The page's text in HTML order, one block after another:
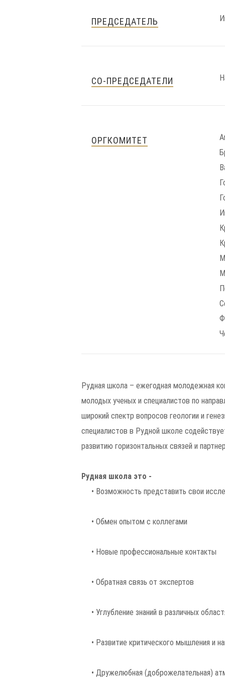
ПРЕДСЕДАТЕЛЬ
СО-ПРЕДСЕДАТЕЛИ
ОРГКОМИТЕТ
Рудная школа – ежегодная молодежная
молодых ученых и специалистов по
широкий спектр вопросов геологии и
специалистов в Рудной школе
развитию горизонтальных связей и
Рудная школа это -
• Возможность представить свои
• Обмен опытом с коллегами
• Новые профессиональные контакты
• Обратная связь от экспертов
• Углубление знаний в различных
• Развитие критического мышления и
• Дружелюбная (доброжелательная)